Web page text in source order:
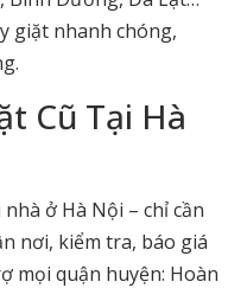
giặt nhanh chóng,
Cũ Tại Hà
ở Hà Nội – chỉ cần
nơi, kiểm tra, báo giá
mọi quận huyện: Hoàn